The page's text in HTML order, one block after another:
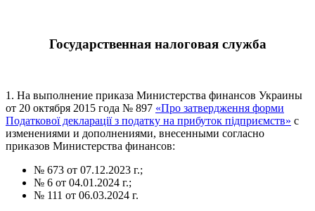
Государственная налоговая служба
1. На выполнение приказа Министерства финансов Украины
от 20 октября 2015 года № 897 «Про затвердження форми
Податкової декларації з податку на прибуток підприємств» с
изменениями и дополнениями, внесенными согласно
приказов Министерства финансов:
№ 673 от 07.12.2023 г.;
№ 6 от 04.01.2024 г.;
№ 111 от 06.03.2024 г.